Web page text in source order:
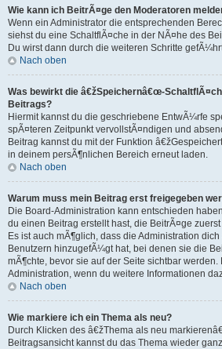
Wie kann ich BeitrÃ¤ge den Moderatoren
Wenn ein Administrator die entsprechenden
siehst du eine SchaltflÃ¤che in der NÃ¤he des
Du wirst dann durch die weiteren Schritte
Nach oben
Was bewirkt die â€žSpeichernâ€œ-
Beitrags?
Hiermit kannst du die geschriebene EntwÃ¼rfe
spÃ¤teren Zeitpunkt vervollstÃ¤ndigen und
Beitrag kannst du mit der Funktion
in deinem persÃ¶nlichen Bereich erneut laden.
Nach oben
Warum muss mein Beitrag erst freigegeben
Die Board-Administration kann entschieden
du einen Beitrag erstellt hast, die BeitrÃ¤ge
Es ist auch mÃ¶glich, dass die Administration
Benutzern hinzugefÃ¼gt hat, bei denen sie die
mÃ¶chte, bevor sie auf der Seite sichtbar
Administration, wenn du weitere Informationen
Nach oben
Wie markiere ich ein Thema als neu?
Durch Klicken des â€žThema als neu
Beitragsansicht kannst du das Thema wieder